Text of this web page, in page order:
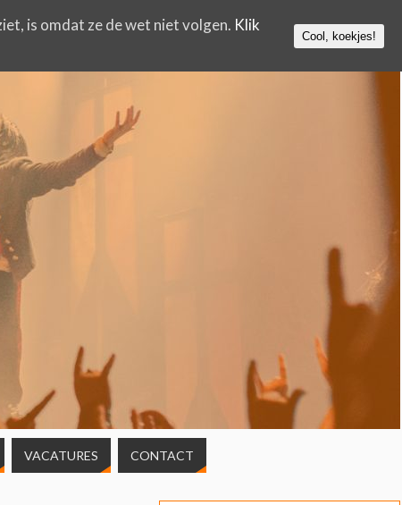
VACATURES CONTACT
is omdat ze de wet niet volgen. Klik
Cool, koekjes!